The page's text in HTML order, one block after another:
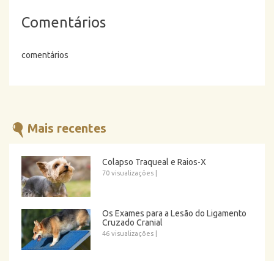
Comentários
comentários
Mais recentes
Colapso Traqueal e Raios-X
70 visualizações
Os Exames para a Lesão do Ligamento
Cruzado Cranial
46 visualizações